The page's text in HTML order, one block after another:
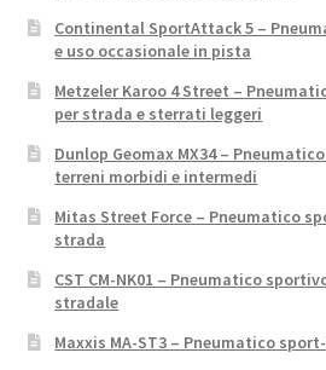
Continental SportAttack 5 –
e uso occasionale in pista
Metzeler Karoo 4 Street –
per strada e sterrati leggeri
Dunlop Geomax MX34 –
terreni morbidi e intermedi
Mitas Street Force – Pneumatico
strada
CST CM-NK01 – Pneumatico
stradale
Maxxis MA-ST3 – Pneumatico